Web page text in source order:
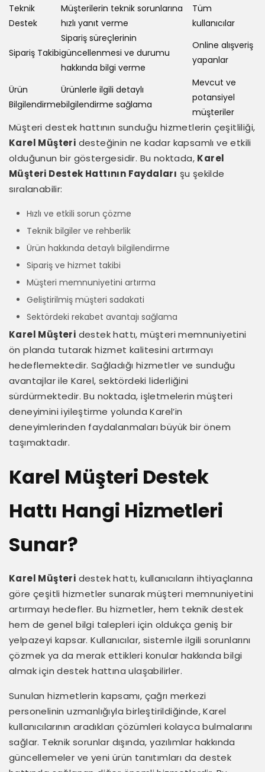
Teknik
Destek
Müşterilerin teknik sorunlarına
hızlı yanıt verme
Tüm
kullanıcılar
Sipariş Takibi
Sipariş süreçlerinin
güncellenmesi ve durumu
hakkında bilgi verme
Online alışveriş
yapanlar
Ürün
Bilgilendirme
Ürünlerle ilgili detaylı
bilgilendirme sağlama
Mevcut ve
potansiyel
müşteriler
Müşteri destek hattının sunduğu hizmetlerin çeşitliliği,
Karel Müşteri desteğinin ne kadar kapsamlı ve etkili
olduğunun bir göstergesidir. Bu noktada, Karel
Müşteri Destek Hattının Faydaları şu şekilde
sıralanabilir:
Hızlı ve etkili sorun çözme
Teknik bilgiler ve rehberlik
Ürün hakkında detaylı bilgilendirme
Sipariş ve hizmet takibi
Müşteri memnuniyetini artırma
Geliştirilmiş müşteri sadakati
Sektördeki rekabet avantajı sağlama
Karel Müşteri destek hattı, müşteri memnuniyetini
ön planda tutarak hizmet kalitesini artırmayı
hedeflemektedir. Sağladığı hizmetler ve sunduğu
avantajlar ile Karel, sektördeki liderliğini
sürdürmektedir. Bu noktada, işletmelerin müşteri
deneyimini iyileştirme yolunda Karel’in
deneyimlerinden faydalanmaları büyük bir önem
taşımaktadır.
Karel Müşteri Destek
Hattı Hangi Hizmetleri
Sunar?
Karel Müşteri destek hattı, kullanıcıların ihtiyaçlarına
göre çeşitli hizmetler sunarak müşteri memnuniyetini
artırmayı hedefler. Bu hizmetler, hem teknik destek
hem de genel bilgi talepleri için oldukça geniş bir
yelpazeyi kapsar. Kullanıcılar, sistemle ilgili sorunlarını
çözmek ya da merak ettikleri konular hakkında bilgi
almak için destek hattına ulaşabilirler.
Sunulan hizmetlerin kapsamı, çağrı merkezi
personelinin uzmanlığıyla birleştirildiğinde, Karel
kullanıcılarının aradıkları çözümleri kolayca bulmalarını
sağlar. Teknik sorunlar dışında, yazılımlar hakkında
güncellemeler ve yeni ürün tanıtımları da destek